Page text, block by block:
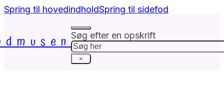
Spring til hovedindholdSpring til sidefod
Søg efter en opskrift
Søg
×